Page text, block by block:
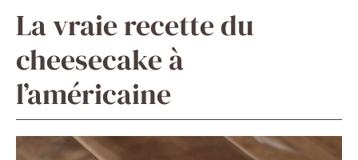
La vraie recette du
cheesecake à
l’américaine